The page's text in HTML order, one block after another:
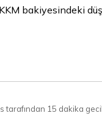
KKM bakiyesindeki
tarafından 15 dakika